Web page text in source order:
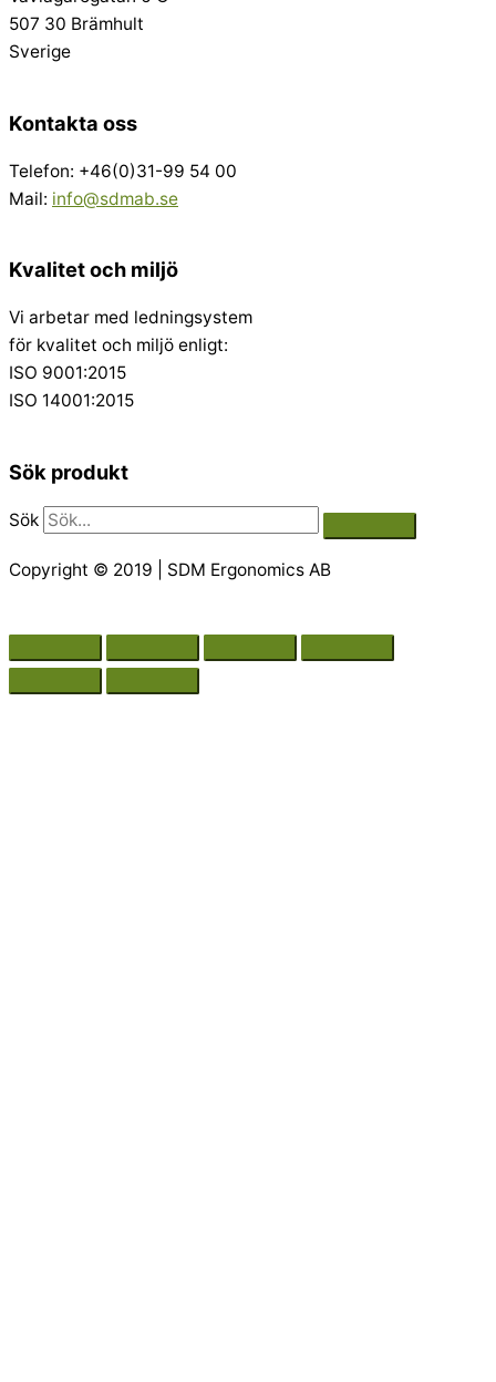
507 30 Brämhult
Sverige
Kontakta oss
Telefon: +46(0)31-99 54 00
Mail: info@sdmab.se
Kvalitet och miljö
Vi arbetar med ledningsystem
för kvalitet och miljö enligt:
ISO 9001:2015
ISO 14001:2015
Sök produkt
Sök
Copyright © 2019 | SDM Ergonomics AB